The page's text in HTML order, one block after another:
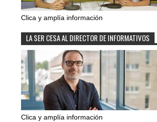
Clica y amplía información
LA SER CESA AL DIRECTOR DE INFORMATIVOS
Clica y amplía información